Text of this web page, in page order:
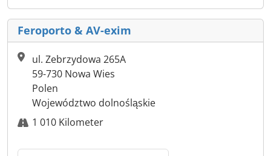
Feroporto & AV-exim
ul. Zebrzydowa 265A
59-730 Nowa Wies
Polen
Województwo dolnośląskie
1 010 Kilometer